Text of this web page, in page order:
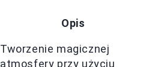
Opis
Tworzenie magicznej
atmosfery przy użyciu